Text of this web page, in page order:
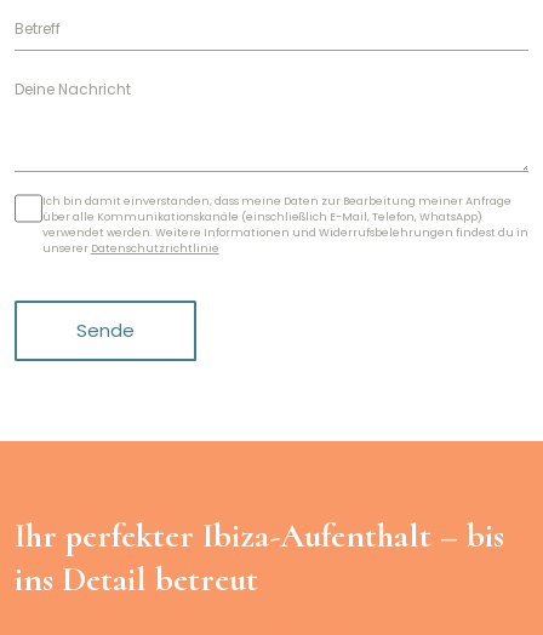
Ich bin damit einverstanden, dass meine Daten zur Bearbeitung meiner Anfrage
über alle Kommunikationskanäle (einschließlich E-Mail, Telefon, WhatsApp)
verwendet werden. Weitere Informationen und Widerrufsbelehrungen findest du in
unserer Datenschutzrichtlinie
Sende
Ihr perfekter Ibiza-Aufenthalt – bis
ins Detail betreut